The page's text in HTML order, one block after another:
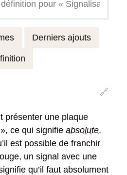
Derniers ajouts
🔗
présenter une plaque
ce qui signifie absolute.
est possible de franchir
un signal avec une
qu’il faut absolument